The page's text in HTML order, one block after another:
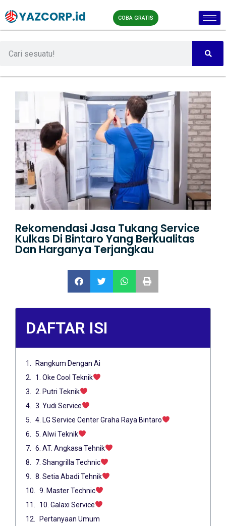
COBA GRATIS
Rekomendasi Jasa Tukang Service
Kulkas Di Bintaro Yang Berkualitas
Dan Harganya Terjangkau
DAFTAR ISI
Rangkum Dengan Ai
1. Oke Cool Teknik
2. Putri Teknik
3. Yudi Service
4. LG Service Center Graha Raya Bintaro
5. Alwi Teknik
6. AT. Angkasa Tehnik
7. Shangrilla Technic
8. Setia Abadi Tehnik
9. Master Technic
10. Galaxi Service
Pertanyaan Umum